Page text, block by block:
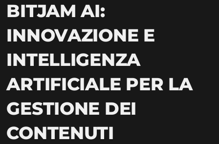
BITJAM AI:
INNOVAZIONE E
INTELLIGENZA
ARTIFICIALE PER LA
GESTIONE DEI
CONTENUTI